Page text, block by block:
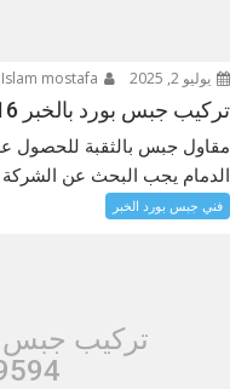
يوليو 2, 2025
تركيب جبس بورد بالخبر 0543179616
مقاول جبس بالثقبة
الدمام يجب البحث عن الشركة
فني جبس بورد الخبر
تركيب جبس